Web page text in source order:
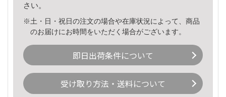
さい。
※土・日・祝日の注文の場合や在庫状況によって、商品
のお届けにお時間をいただく場合がございます。
即日出荷条件について
受け取り方法・送料について